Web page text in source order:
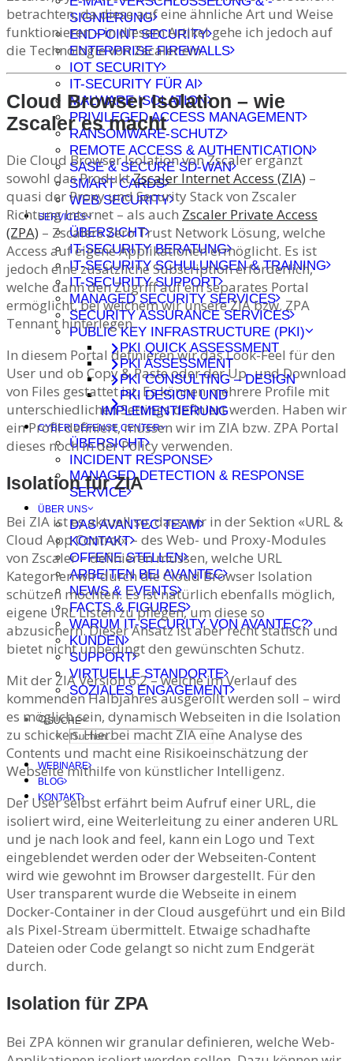
SIGNIERUNG
ENDPOINT SECURITY
ENTERPRISE FIREWALLS
IOT SECURITY
IT-SECURITY FÜR AI
MALWARE ISOLATION
PRIVILEGED ACCESS MANAGEMENT
RANSOMWARE-SCHUTZ
REMOTE ACCESS & AUTHENTICATION
SASE & SECURE SD-WAN
SMART CARDS
WEB SECURITY
SERVICES
ÜBERSICHT
IT-SECURITY BERATUNG
IT-SECURITY SCHULUNGEN & TRAINING
IT-SECURITY SUPPORT
MANAGED SECURITY SERVICES
SECURITY ASSURANCE SERVICES
PUBLIC KEY INFRASTRUCTURE (PKI)
PKI QUICK ASSESSMENT
PKI ASSESSMENT
PKI CONSULTING – DESIGN
PKI DESIGN UND
IMPLEMENTIERUNG
CYBER DEFENSE CENTER
ÜBERSICHT
INCIDENT RESPONSE
MANAGED DETECTION & RESPONSE
SERVICE
ÜBER UNS
DAS AVANTEC TEAM
KONTAKT
OFFENE STELLEN
ARBEITEN BEI AVANTEC
NEWS & EVENTS
FACTS & FIGURES
WARUM IT-SECURITY VON AVANTEC?
KUNDEN
SUPPORT
VIRTUELLE STANDORTE
SOZIALES ENGAGEMENT
SUCHE
WEBINARE
BLOG
KONTAKT
betrachten, da diese auf eine ähnliche Art und Weise
funktionieren – in diesem Artikel gehe ich jedoch auf
die Technologie von Zscaler ein.
Cloud Browser Isolation – wie
Zscaler es macht
Die Cloud Browser Isolation von Zscaler ergänzt
sowohl das ProduktZscaler Internet Access (ZIA) –
quasi der Proxy und Security Stack von Zscaler
Richtung Internet – als auch Zscaler Private Access
(ZPA) – Zscalers Zero Trust Network Lösung, welche
Access auf eigene Applikationen ermöglicht. Es ist
jedoch eine zusätzliche Subscription erforderlich,
welche dann den Zugriff auf ein separates Portal
ermöglicht, bei welchem wir unsere ZIA bzw. ZPA
Tennant hinterlegen.
In diesem Portal definieren wir das Look-Feel für den
User und ob Copy & Paste oder der Up- und Download
von Files gestattet ist. Es können mehrere Profile mit
unterschiedlichen Settings definiert werden. Haben wir
ein Profil definiert, müssen wir im ZIA bzw. ZPA Portal
dieses noch in der Policy verwenden.
Isolation für ZIA
Bei ZIA ist es aktuell so, dass wir in der Sektion «URL &
Cloud App Control» – des Web- und Proxy-Modules
von Zscaler – definieren müssen, welche URL
Kategorien wir durch die Cloud Browser Isolation
schützen möchten. Es ist natürlich ebenfalls möglich,
eigene URL Listen zu pflegen, um diese so
abzusichern. Dieser Ansatz ist aber recht statisch und
bietet nicht unbedingt den gewünschten Schutz.
Mit der ZIA Version 6.2 – welche im Verlauf des
kommenden Halbjahres ausgerollt werden soll – wird
es möglich sein, dynamisch Webseiten in die Isolation
zu schicken. Hierbei macht ZIA eine Analyse des
Contents und macht eine Risikoeinschätzung der
Webseite mithilfe von künstlicher Intelligenz.
Der User selbst erfährt beim Aufruf einer URL, die
isoliert wird, eine Weiterleitung zu einer anderen URL
und je nach look and feel, kann ein Logo und Text
eingeblendet werden oder der Webseiten-Content
wird wie gewohnt im Browser dargestellt. Für den
User transparent wurde die Webseite in einem
Docker-Container in der Cloud ausgeführt und ein Bild
als Pixel-Stream übermittelt. Etwaige schadhafte
Dateien oder Code gelangt so nicht zum Endgerät
durch.
Isolation für ZPA
Bei ZPA können wir granular definieren, welche Web-